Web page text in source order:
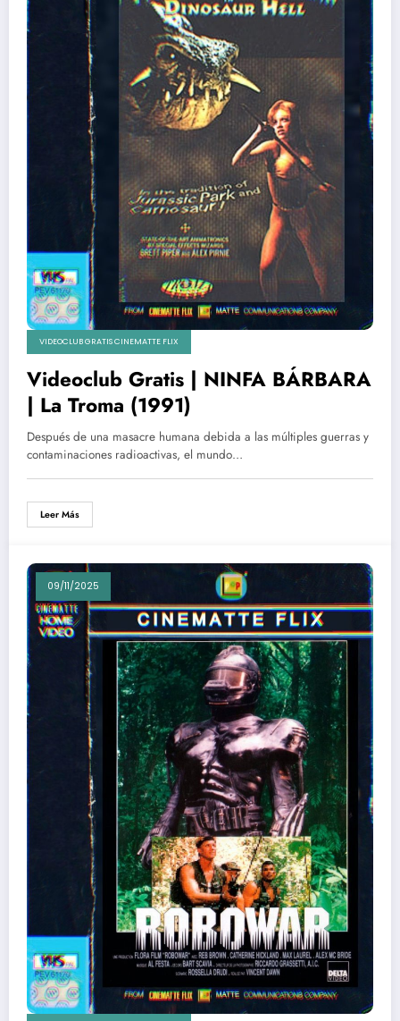
VIDEOCLUB GRATIS CINEMATTE FLIX
Videoclub Gratis | NINFA BÁRBARA
| La Troma (1991)
Después de una masacre humana debida a las múltiples guerras y
contaminaciones radioactivas, el mundo…
Leer Más
09/11/2025